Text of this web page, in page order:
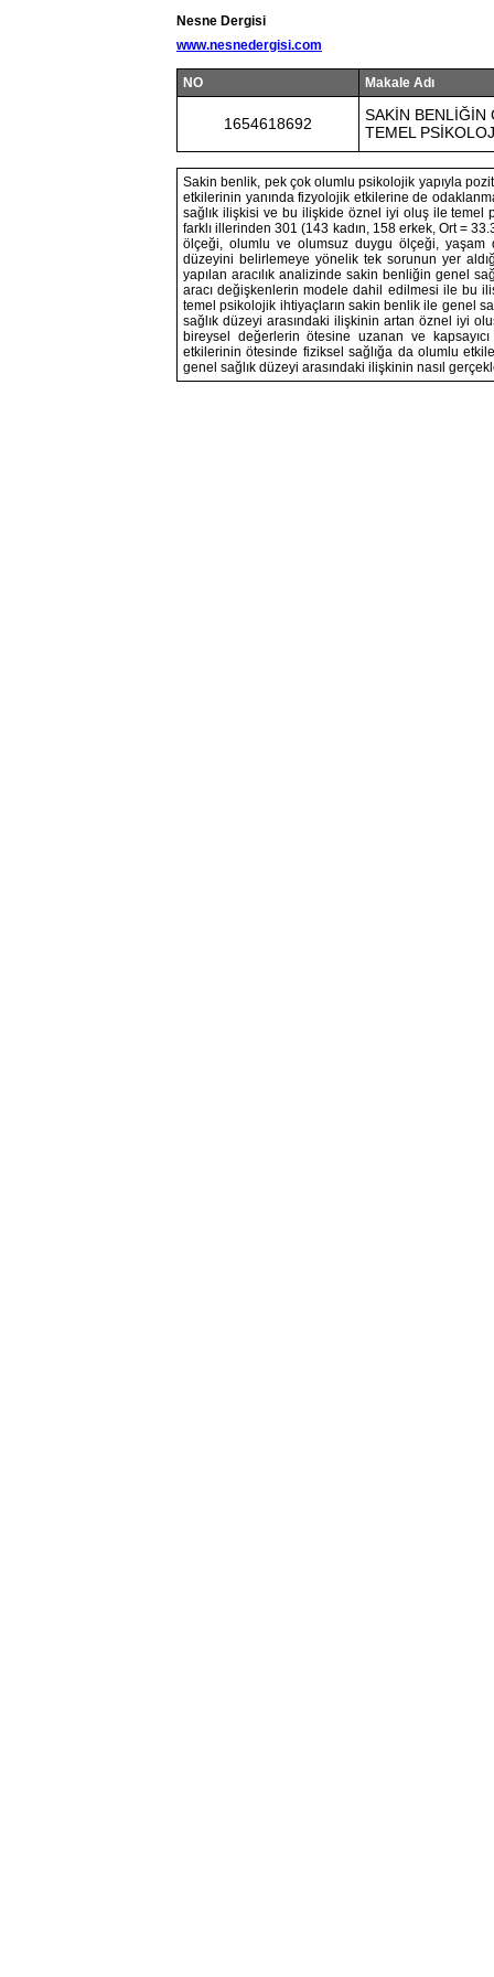
Nesne Dergisi
www.nesnedergisi.com
NO Makale Adı
1654618692
SAKİN BENLİĞİN
TEMEL
Sakin benlik, pek çok olumlu psikolojik yapıyla
etkilerinin yanında fizyolojik etkilerine de
sağlık ilişkisi ve bu ilişkide öznel iyi oluş ile temel
farklı illerinden 301 (143 kadın, 158 erkek, Ort =
ölçeği, olumlu ve olumsuz duygu ölçeği,
düzeyini belirlemeye yönelik tek sorunun yer
yapılan aracılık analizinde sakin benliğin genel
aracı değişkenlerin modele dahil edilmesi ile bu
temel psikolojik ihtiyaçların sakin benlik ile genel
sağlık düzeyi arasındaki ilişkinin artan öznel iyi
bireysel değerlerin ötesine uzanan ve
etkilerinin ötesinde fiziksel sağlığa da olumlu
genel sağlık düzeyi arasındaki ilişkinin nasıl